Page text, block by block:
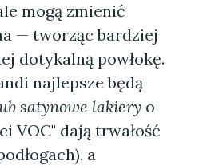
mogą zmienić
— tworząc bardziej
dotykalną powłokę.
najlepsze będą
satynowe lakiery o
VOC" dają trwałość
a